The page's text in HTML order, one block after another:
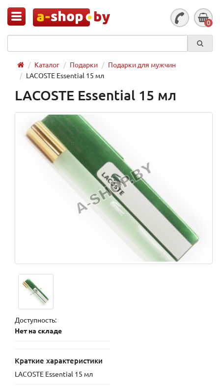
0
Каталог Подарки
Подарки для мужчин
LACOSTE Essential 15 мл
LACOSTE Essential 15 мл
Доступность:
Нет на складе
Краткие характеристики
LACOSTE Essential 15 мл